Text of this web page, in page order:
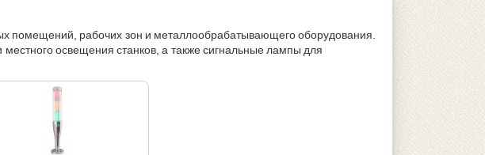
помещений, рабочих зон и металлообрабатывающего оборудования.
освещения станков, а также сигнальные лампы для